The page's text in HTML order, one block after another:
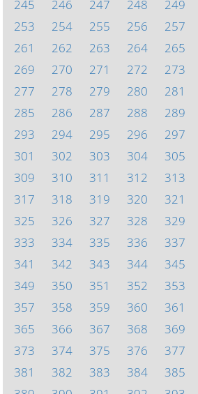
245
246 247 248 249
253
254 255 256 257
261
262 263 264 265
269
270 271 272 273
277
278 279 280 281
285
286 287 288 289
293
294 295 296 297
301
302 303 304 305
309
310 311 312 313
317
318 319 320 321
325
326 327 328 329
333
334 335 336 337
341
342 343 344 345
349
350 351 352 353
357
358 359 360 361
365
366 367 368 369
373
374 375 376 377
381
382 383 384 385